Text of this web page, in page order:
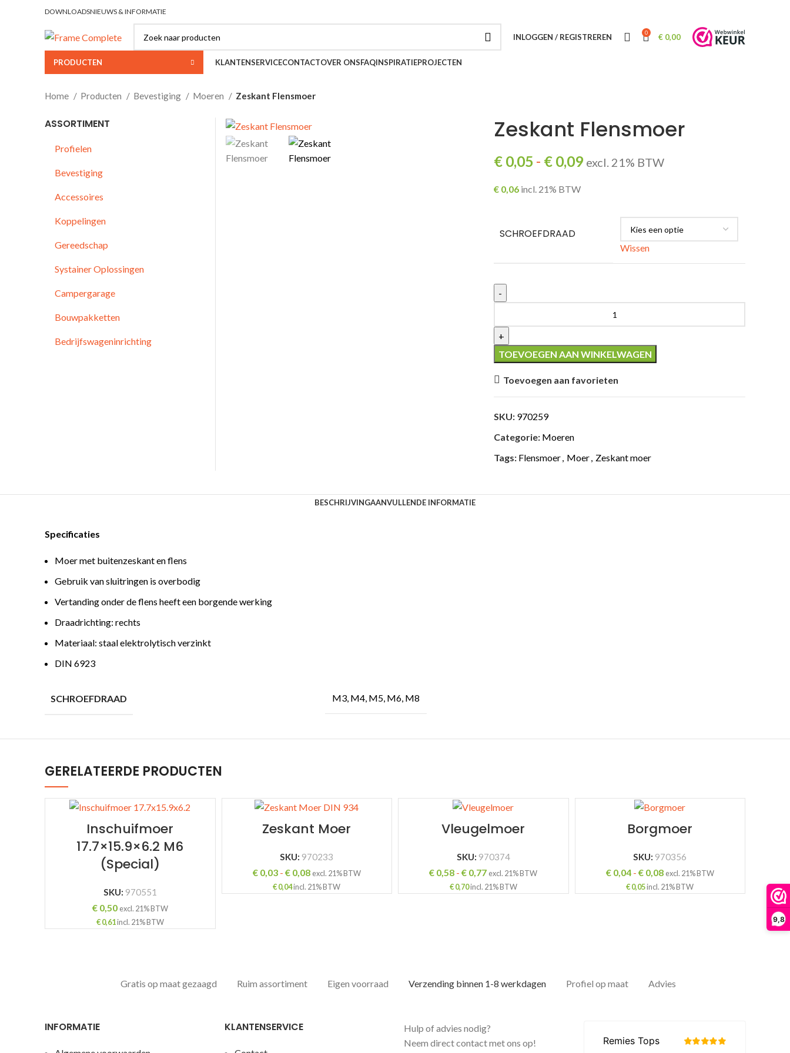
9,8
DOWNLOADSNIEUWS & INFORMATIE
INLOGGEN / REGISTREREN 0 € 0,00
PRODUCTEN KLANTENSERVICECONTACTOVER ONSFAQINSPIRATIEPROJECTEN
Home Producten Bevestiging Moeren Zeskant Flensmoer
Zeskant Flensmoer
€0,05 - €0,09Prijsklasse:
excl. 21% BTW
€0,06incl. 21% BTW
SCHROEFDRAAD
Wissen
Flensmoer
aantal
TOEVOEGEN AAN WINKELWAGEN
Toevoegen aan favorieten
SKU: 970259
Categorie: Moeren
Tags: Flensmoer, Moer, Zeskant moer
ASSORTIMENT
Profielen
Bevestiging
Accessoires
Koppelingen
Gereedschap
Systainer Oplossingen
Campergarage
Bouwpakketten
Bedrijfswageninrichting
BESCHRIJVINGAANVULLENDE INFORMATIE
Specificaties
Moer met buitenzeskant en flens
Gebruik van sluitringen is overbodig
Vertanding onder de flens heeft een borgende werking
Draadrichting: rechts
Materiaal: staal elektrolytisch verzinkt
DIN 6923
SCHROEFDRAAD M3, M4, M5, M6, M8
GERELATEERDE PRODUCTEN
Inschuifmoer
17.7×15.9×6.2 M6
(Special)
SKU: 970551
€0,50 excl. 21% BTW
€0,61incl. 21% BTW
Zeskant Moer
SKU: 970233
€0,03 - €0,08Prijsklasse:
€ 0,03
tot
excl. 21% BTW
€0,04incl. 21% BTW
Vleugelmoer
SKU: 970374
€ 0,58 - € 0,77Prijsklasse:
€ 0,58
tot
excl. 21% BTW
€0,70incl. 21% BTW
Borgmoer
SKU: 970356
€0,04 - €0,08Prijsklasse:
€ 0,04
tot
excl. 21% BTW
€0,05incl. 21% BTW
Gratis op maat gezaagd Ruim assortiment Eigen voorraad Verzending binnen 1-8 werkdagen Profiel op maat Advies
INFORMATIE KLANTENSERVICE
Hulp of advies nodig?
Neem direct contact met ons op!